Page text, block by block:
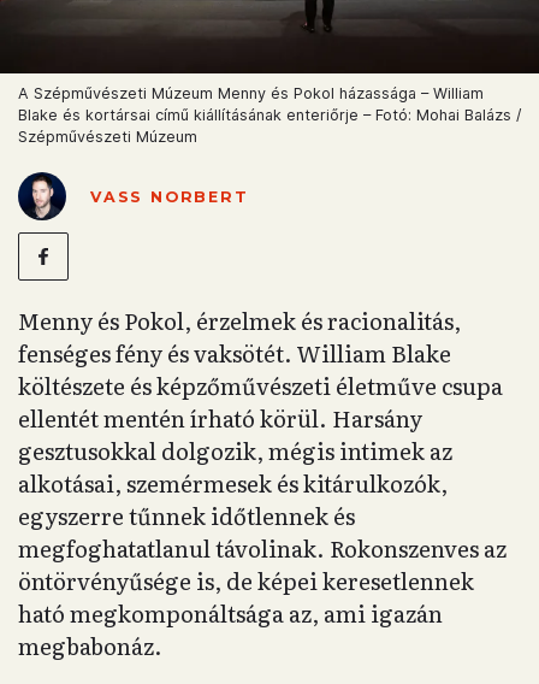
A Szépművészeti Múzeum Menny és Pokol házassága – William
Blake és kortársai című kiállításának enteriőrje – Fotó: Mohai Balázs /
Szépművészeti Múzeum
VASS NORBERT
Menny és Pokol, érzelmek és racionalitás,
fenséges fény és vaksötét. William Blake
költészete és képzőművészeti életműve csupa
ellentét mentén írható körül. Harsány
gesztusokkal dolgozik, mégis intimek az
alkotásai, szemérmesek és kitárulkozók,
egyszerre tűnnek időtlennek és
megfoghatatlanul távolinak. Rokonszenves az
öntörvényűsége is, de képei keresetlennek
ható megkomponáltsága az, ami igazán
megbabonáz.